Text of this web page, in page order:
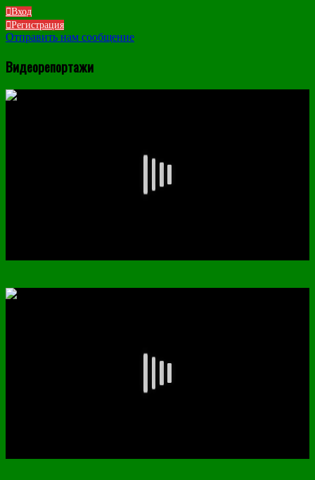
Вход
Регистрация
Отправить нам сообщение
Видеорепортажи